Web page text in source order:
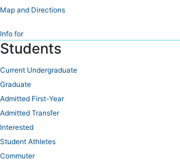
Map and Directions
Info for
Students
Current Undergraduate
Graduate
Admitted First-Year
Admitted Transfer
Interested
Student Athletes
Commuter